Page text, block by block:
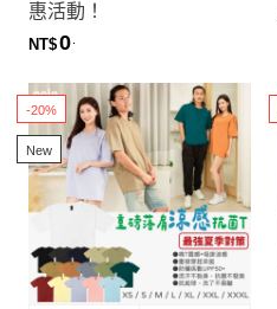
惠活動！
NT$0
-20%
New